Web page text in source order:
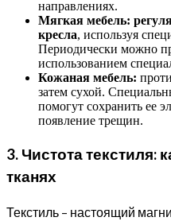
направлениях.
Мягкая мебель:
кресла, используя
Периодически можно
использованием
Кожаная мебель:
затем сухой.
помогут сохранить ее
появление трещин.
3. Чистота текстиля:
тканях
Текстиль – настоящий